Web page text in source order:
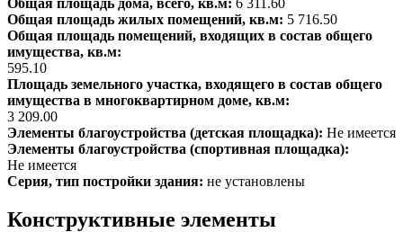
Общая площадь дома, всего, кв.м: 6 311.60
Общая площадь жилых помещений, кв.м: 5 716.50
Общая площадь помещений, входящих в состав общего
имущества, кв.м:
595.10
Площадь земельного участка, входящего в состав общего
имущества в многоквартирном доме, кв.м:
3 209.00
Элементы благоустройства (детская площадка): Не имеется
Элементы благоустройства (спортивная площадка):
Не имеется
Серия, тип постройки здания: не установлены
Конструктивные элементы